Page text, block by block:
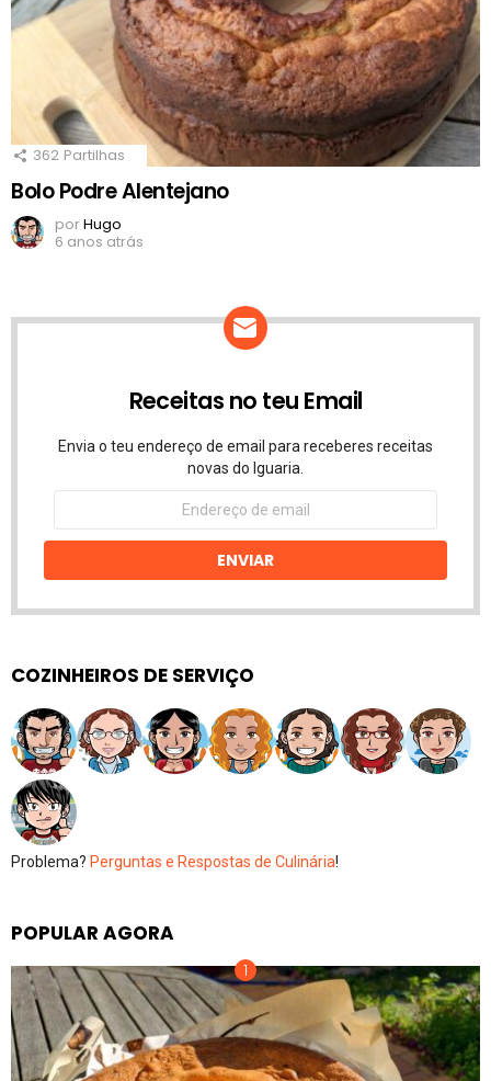
362 Partilhas
Bolo Podre Alentejano
porHugo
6 anos atrás
Receitas no teu Email
Envia o teu endereço de email para receberes receitas
novas do Iguaria.
Endereço
email
ENVIAR
COZINHEIROS DE SERVIÇO
Problema? Perguntas e Respostas de Culinária!
POPULAR AGORA